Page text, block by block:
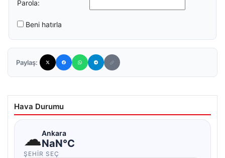
Parola:
Beni hatırla
Paylaş:
Hava Durumu
☁Ankara
NaN°C
ŞEHIR SEÇ